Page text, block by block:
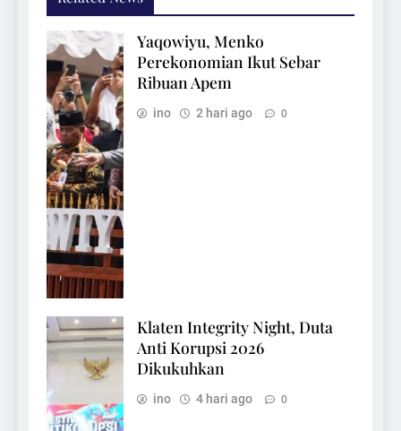
Yaqowiyu, Menko
Perekonomian Ikut Sebar
Ribuan Apem
ino 2 hari ago 0
Klaten Integrity Night, Duta
Anti Korupsi 2026
Dikukuhkan
ino 4 hari ago 0